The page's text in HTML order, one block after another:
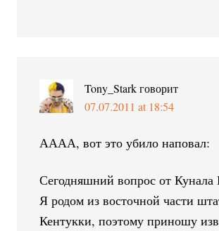
Tony_Stark говорит
07.07.2011 at 18:54
АААА, вот это убило наповал:
Сегодняшний вопрос от Кунала
Я родом из восточной части
Кентукки, поэтому приношу